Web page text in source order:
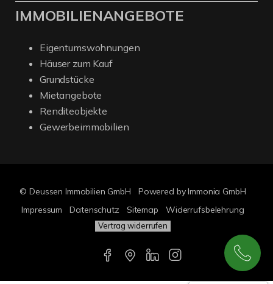
IMMOBILIENANGEBOTE
Eigentumswohnungen
Häuser zum Kauf
Grundstücke
Mietangebote
Renditeobjekte
Gewerbeimmobilien
© Deussen Immobilien GmbH
Powered by Immonia GmbH
Impressum
Datenschutz Sitemap Widerrufsbelehrung
Vertrag widerrufen